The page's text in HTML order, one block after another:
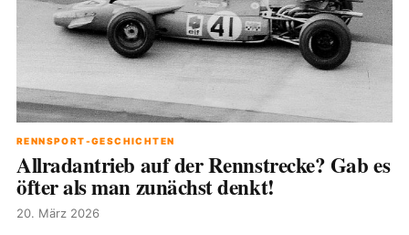
RENNSPORT-GESCHICHTEN
Allradantrieb auf der Rennstrecke? Gab es
öfter als man zunächst denkt!
20. März 2026